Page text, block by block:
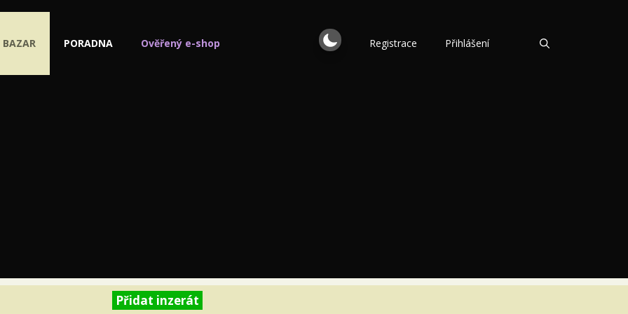
BAZAR PORADNA Ověřený e-shop Registrace Přihlášení
Přidat inzerát